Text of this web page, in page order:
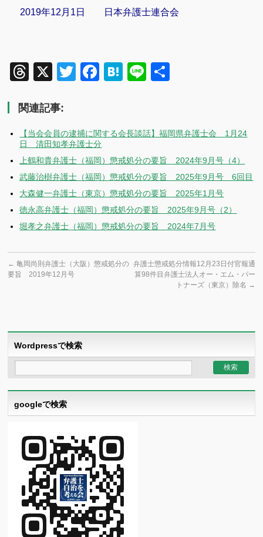
2019年12月1日 日本弁護士連合会
Threads
X TwitterFacebook
Hatena
Line
関連記事:
【当会会員の逮捕に関する会長談話】福岡県弁護士会 1月24
日 清田知孝弁護士分
上鶴和貴弁護士（福岡）懲戒処分の要旨 2024年9月号（4）
武藤治樹弁護士（福岡）懲戒処分の要旨 2025年9月号 6回目
大森健一弁護士（東京）懲戒処分の要旨 2025年1月号
徳永高弁護士（福岡）懲戒処分の要旨 2025年9月号（2）
堀孝之弁護士（福岡）懲戒処分の要旨 2024年7月号
← 亀岡尚則弁護士（大阪）懲戒処分の
要旨 2019年12月号
弁護士懲戒処分情報12月23日付官報通
算98件目弁護士法人オー・エム・パー
トナーズ（東京）除名 →
Wordpressで検索
googleで検索